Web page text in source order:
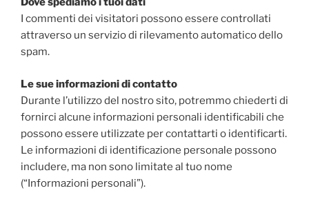
I commenti dei visitatori possono essere controllati
attraverso un servizio di rilevamento automatico dello
spam.
Le sue informazioni di contatto
Durante l’utilizzo del nostro sito, potremmo chiederti di
fornirci alcune informazioni personali identificabili che
possono essere utilizzate per contattarti o identificarti.
Le informazioni di identificazione personale possono
includere, ma non sono limitate al tuo nome
(“Informazioni personali”).